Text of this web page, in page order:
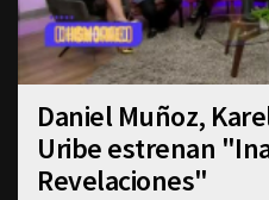
Daniel Muñoz,
Uribe estrenan
Revelaciones"